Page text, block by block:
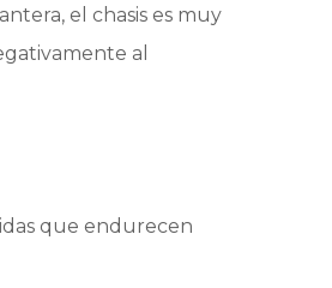
el chasis es muy
al
que endurecen